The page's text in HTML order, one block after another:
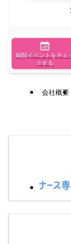
病院イベントをチェ
クする
会社概要